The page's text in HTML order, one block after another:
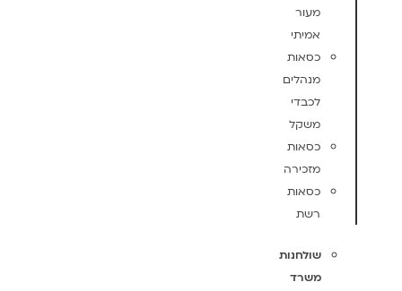
מעור
אמיתי
כסאות
מנהלים
לכבדי
משקל
כסאות
מזכירה
כסאות
רשת
שולחנות
משרד